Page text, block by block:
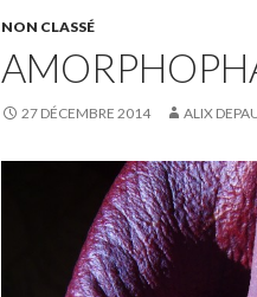
NON CLASSÉ
27 DÉCEMBRE 2014 ALIX